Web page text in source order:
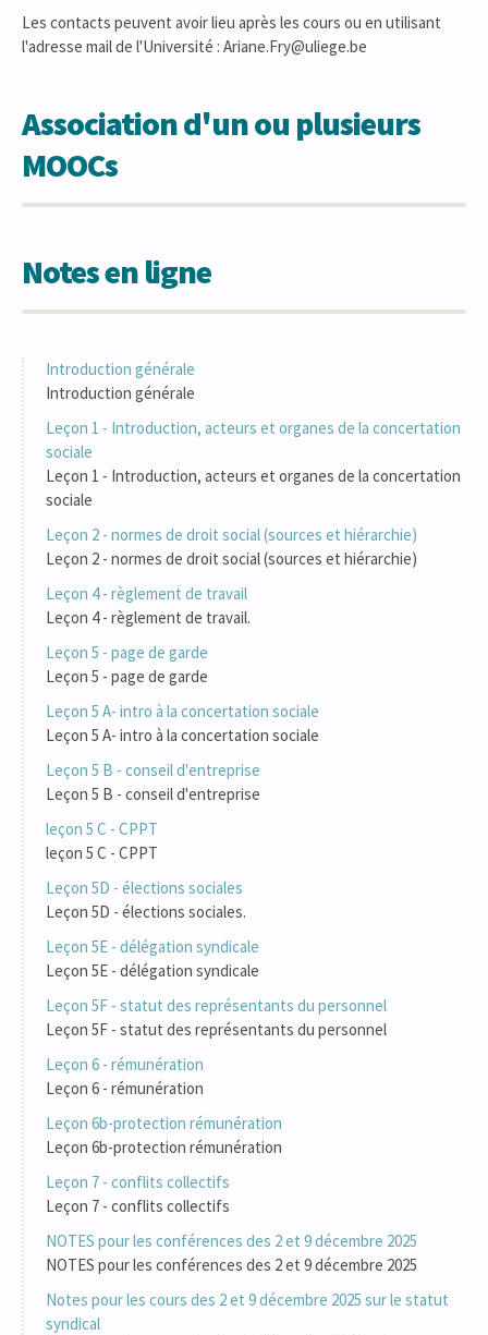
Les contacts peuvent avoir lieu après les cours ou en utilisant
l'adresse mail de l'Université : Ariane.Fry@uliege.be
Association d'un ou plusieurs
MOOCs
Notes en ligne
Introduction générale
Introduction générale
Leçon 1 - Introduction, acteurs et organes de la concertation
sociale
Leçon 1 - Introduction, acteurs et organes de la concertation
sociale
Leçon 2 - normes de droit social (sources et hiérarchie)
Leçon 2 - normes de droit social (sources et hiérarchie)
Leçon 4 - règlement de travail
Leçon 4 - règlement de travail.
Leçon 5 - page de garde
Leçon 5 - page de garde
Leçon 5 A- intro à la concertation sociale
Leçon 5 A- intro à la concertation sociale
Leçon 5 B - conseil d'entreprise
Leçon 5 B - conseil d'entreprise
leçon 5 C - CPPT
leçon 5 C - CPPT
Leçon 5D - élections sociales
Leçon 5D - élections sociales.
Leçon 5E - délégation syndicale
Leçon 5E - délégation syndicale
Leçon 5F - statut des représentants du personnel
Leçon 5F - statut des représentants du personnel
Leçon 6 - rémunération
Leçon 6 - rémunération
Leçon 6b-protection rémunération
Leçon 6b-protection rémunération
Leçon 7 - conflits collectifs
Leçon 7 - conflits collectifs
NOTES pour les conférences des 2 et 9 décembre 2025
NOTES pour les conférences des 2 et 9 décembre 2025
Notes pour les cours des 2 et 9 décembre 2025 sur le statut
syndical